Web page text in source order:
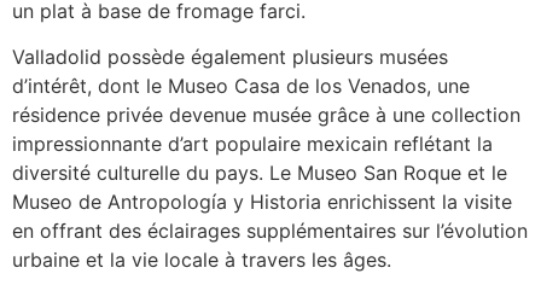
un plat à base de fromage farci.
Valladolid possède également plusieurs musées
d’intérêt, dont le Museo Casa de los Venados, une
résidence privée devenue musée grâce à une collection
impressionnante d’art populaire mexicain reflétant la
diversité culturelle du pays. Le Museo San Roque et le
Museo de Antropología y Historia enrichissent la visite
en offrant des éclairages supplémentaires sur l’évolution
urbaine et la vie locale à travers les âges.